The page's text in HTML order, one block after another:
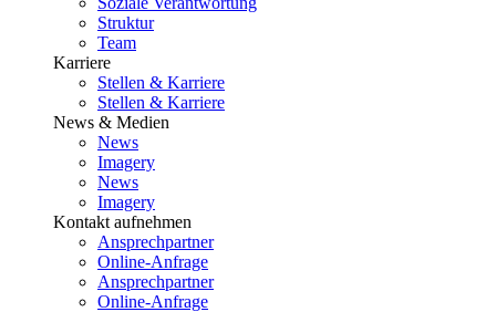
Struktur
Team
Karriere
Stellen & Karriere
Stellen & Karriere
News & Medien
News
Imagery
News
Imagery
Kontakt aufnehmen
Ansprechpartner
Online-Anfrage
Ansprechpartner
Online-Anfrage